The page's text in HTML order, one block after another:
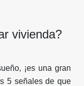
vivienda?
¡es una gran
5 señales de que